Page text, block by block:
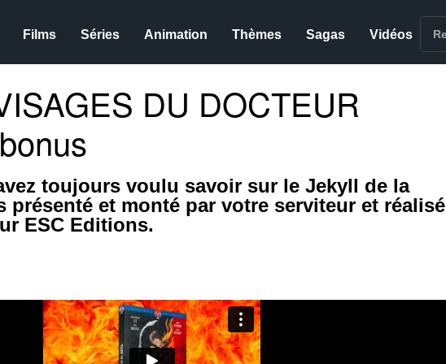
Films Séries Animation Thèmes Sagas Vidéos
DU DOCTEUR
toujours voulu savoir sur le Jekyll de la
présenté et monté par votre serviteur et réalisé
ESC Editions.